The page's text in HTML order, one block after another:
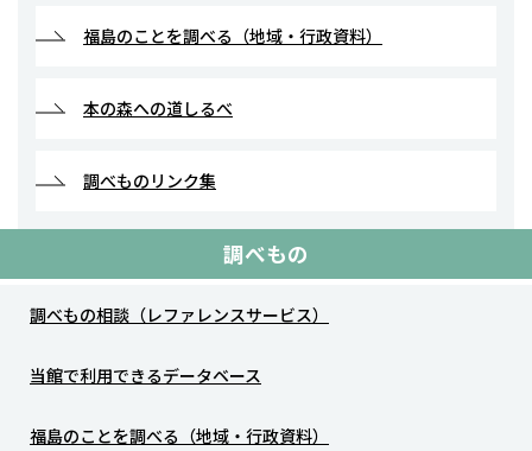
調べもの
調べもの相談（レファレンスサービス）
当館で利用できるデータベース
福島のことを調べる（地域・行政資料）
福島のことを調べる（地域・行政資料）
本の森への道しるべ
調べものリンク集